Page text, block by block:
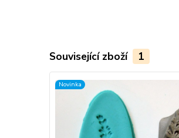
Související zboží 1
Novinka